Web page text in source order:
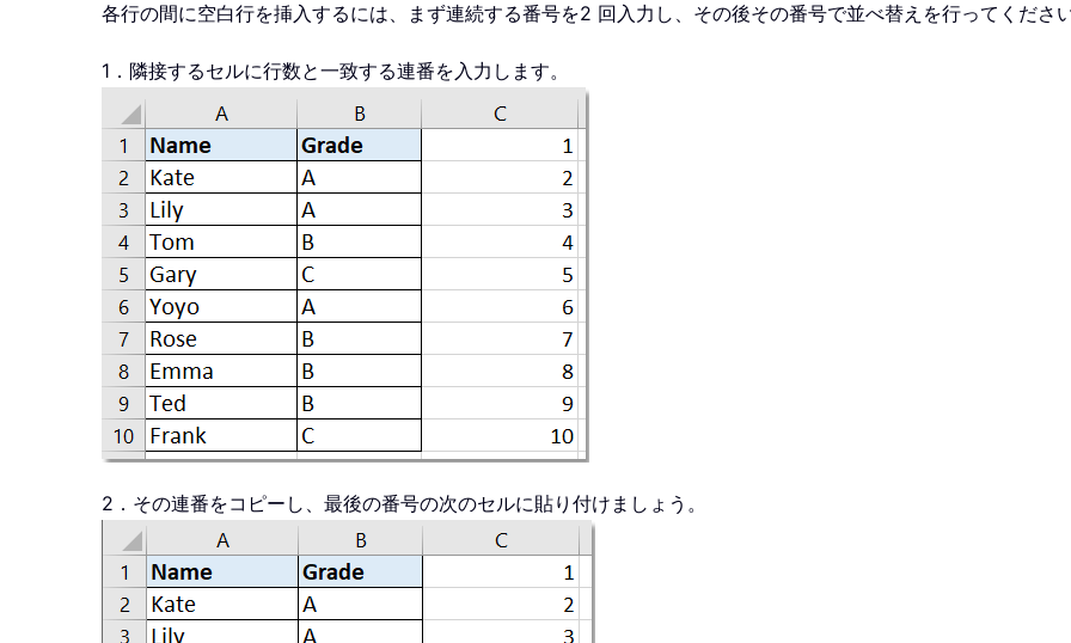
各行の間に空白行を挿入するには、まず連続する番号を2 回入力し、その後その番号で並べ替えを行ってくださ
1．隣接するセルに行数と一致する連番を入力します。
2．その連番をコピーし、最後の番号の次のセルに貼り付けましょう。